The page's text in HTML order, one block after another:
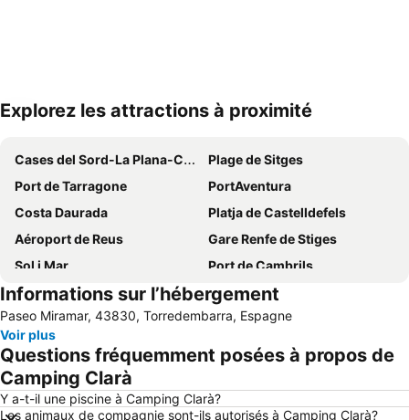
Explorez les attractions à proximité
Cases del Sord-La Plana-Can Pei
Plage de Sitges
Port de Tarragone
PortAventura
Costa Daurada
Platja de Castelldefels
Aéroport de Reus
Gare Renfe de Stiges
Sol i Mar
Port de Cambrils
Akasaka
Plage de Llevant
La plana de Sitges
Arc de Berà
Centro Ciudad Eixemple
Bonavista
Tropical Salou
Cathédrale de Tarragone
Port-au-Prince
Informations sur l’hébergement
Paseo Miramar, 43830, Torredembarra, Espagne
Voir plus
Questions fréquemment posées à propos de
Camping Clarà
Y a-t-il une piscine à Camping Clarà?
Les animaux de compagnie sont-ils autorisés à Camping Clarà?